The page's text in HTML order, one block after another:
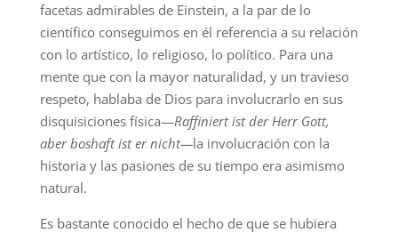
facetas admirables de Einstein, a la par de lo
científico conseguimos en él referencia a su relación
con lo artístico, lo religioso, lo político. Para una
mente que con la mayor naturalidad, y un travieso
respeto, hablaba de Dios para involucrarlo en sus
disquisiciones física—Raffiniert ist der Herr Gott,
aber boshaft ist er nicht—la involucración con la
historia y las pasiones de su tiempo era asimismo
natural.
Es bastante conocido el hecho de que se hubiera